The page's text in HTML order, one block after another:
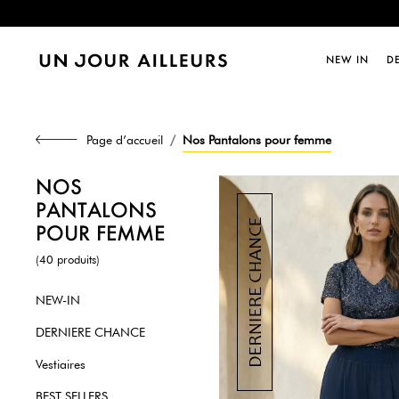
NEW IN
Page d’accueil Nos Pantalons pour femme
NOS
PANTALONS
POUR FEMME
(40 produits)
NEW-IN
DERNIERE CHANCE
Vestiaires